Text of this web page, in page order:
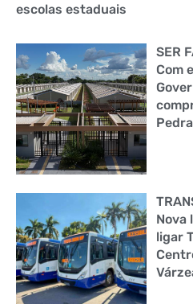
escolas estaduais
SER
Com
Nova
ligar